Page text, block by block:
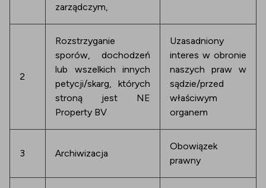
zarządczym,
2
Rozstrzyganie
sporów, dochodzeń
lub wszelkich innych
petycji/skarg, których
stroną jest NE
Property BV
Uzasadniony
interes w obronie
naszych praw w
sądzie/przed
właściwym
organem
3 Archiwizacja
Obowiązek
prawny